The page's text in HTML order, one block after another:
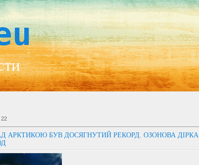
22
АРКТИКОЮ БУВ ДОСЯГНУТИЙ РЕКОРД. ОЗОНОВА ДІРКА